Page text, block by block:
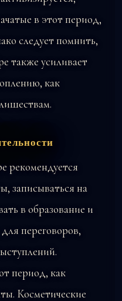
в этот период,
следует помнить,
также усиливает
как
рекомендуется
записываться на
в образование и
переговоров,
период, как
Косметические